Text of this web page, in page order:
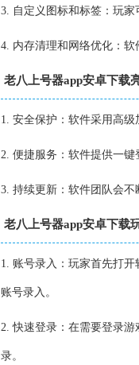
3. 自定义图标和标签：玩家
4. 内存清理和网络优化：软
老八上号器app安卓下载
1. 安全保护：软件采用高
2. 便捷服务：软件提供一键
3. 持续更新：软件团队会不
老八上号器app安卓下载
1. 账号录入：玩家首先打
账号录入。
2. 快速登录：在需要登录
录。